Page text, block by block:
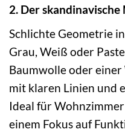
2. Der
Schlichte Geometrie
Grau, Weiß oder
Baumwolle oder
mit klaren Linien und
Ideal für
einem Fokus auf